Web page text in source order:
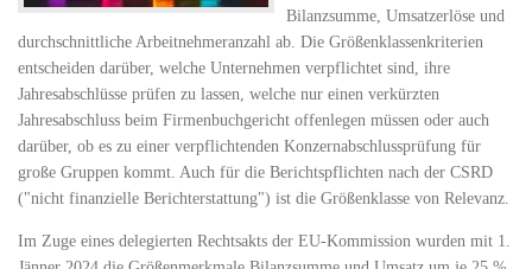
Bilanzsumme, Umsatzerlöse und
durchschnittliche Arbeitnehmeranzahl ab. Die Größenklassenkriterien
entscheiden darüber, welche Unternehmen verpflichtet sind, ihre
Jahresabschlüsse prüfen zu lassen, welche nur einen verkürzten
Jahresabschluss beim Firmenbuchgericht offenlegen müssen oder auch
darüber, ob es zu einer verpflichtenden Konzernabschlussprüfung für
große Gruppen kommt. Auch für die Berichtspflichten nach der CSRD
("nicht finanzielle Berichterstattung") ist die Größenklasse von Relevanz.
Im Zuge eines delegierten Rechtsakts der EU-Kommission wurden mit 1.